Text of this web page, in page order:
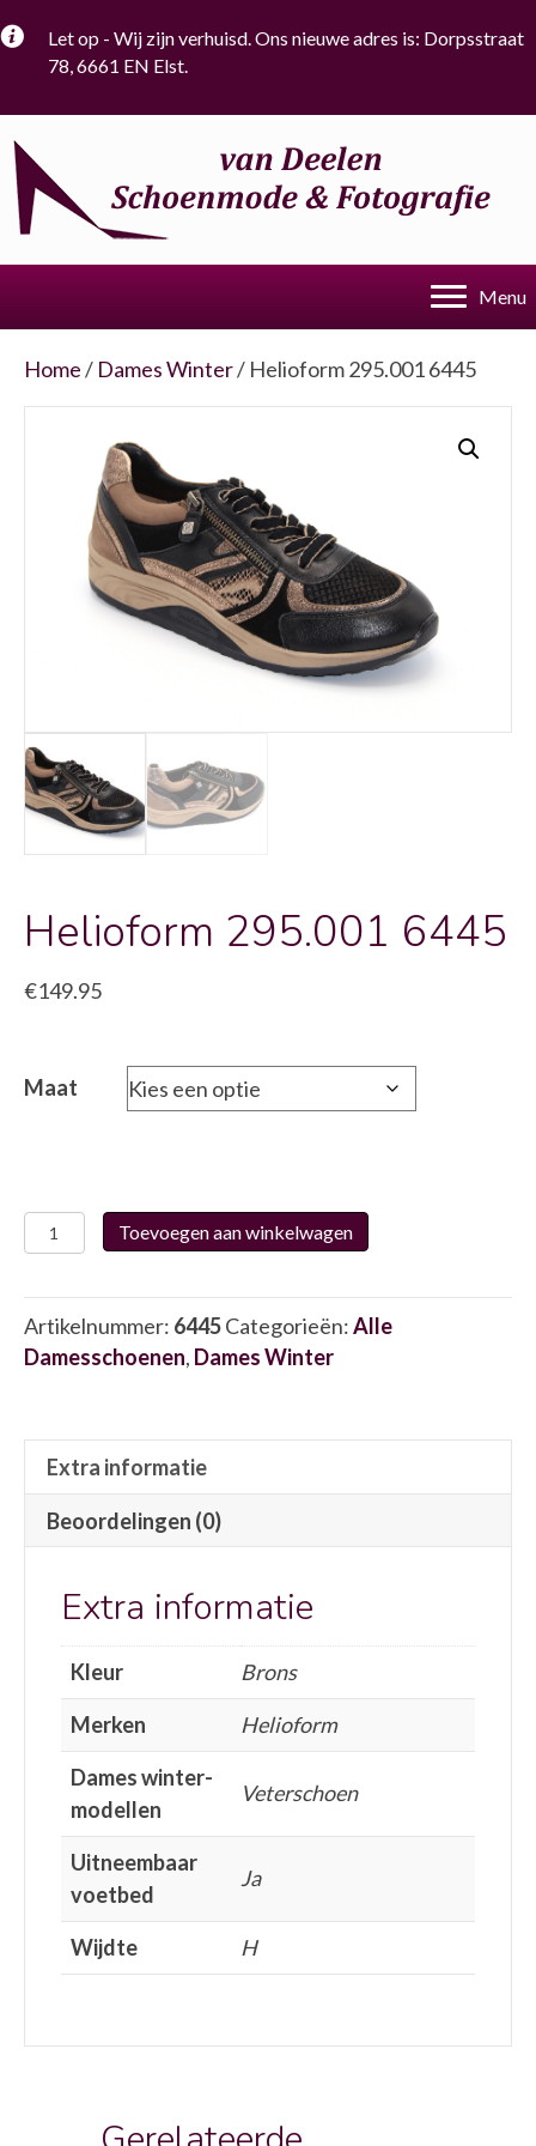
Let op - Wij zijn verhuisd. Ons nieuwe adres is: Dorpsstraat
78, 6661 EN Elst.
Menu
Home/ Dames Winter/ Helioform 295.001 6445
Helioform 295.001 6445
€149.95
Maat
Helioform
295.001
aantal
Toevoegen aan winkelwagen
Artikelnummer: 6445Categorieën:Alle
Damesschoenen, Dames Winter
Extra informatie
Beoordelingen (0)
Extra informatie
Kleur
Brons
Merken
Helioform
Dames winter-
modellen
Veterschoen
Uitneembaar
voetbed
Ja
Wijdte H